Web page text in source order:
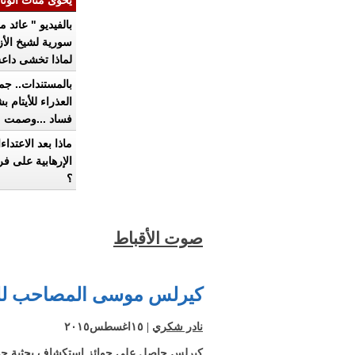
التاريخية
بالفيديو " عائد
سورية لشيخ
لماذا تخشى
وتوافق على ذبح
السوريين
بالمستندات..
العذراء للأيتام
فساد ...وصمت
لوزارة التضامن
الاجتماعي
ماذا بعد
الإرهابية على
؟
البرلمان القادم
بالفيديو.. "صوت
صوت الأقباط
كيرلس موسى المصاحب
نادر شكري